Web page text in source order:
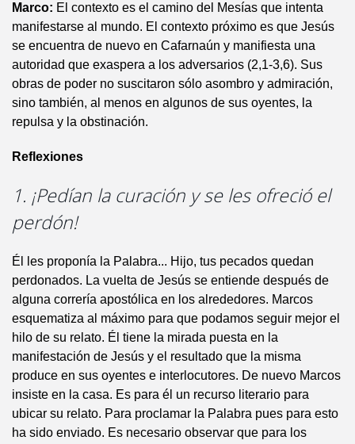
Marco: El contexto es el camino del Mesías que intenta
manifestarse al mundo. El contexto próximo es que Jesús
se encuentra de nuevo en Cafarnaún y manifiesta una
autoridad que exaspera a los adversarios (2,1-3,6). Sus
obras de poder no suscitaron sólo asombro y admiración,
sino también, al menos en algunos de sus oyentes, la
repulsa y la obstinación.
Reflexiones
1. ¡Pedían la curación y se les ofreció el
perdón!
Él les proponía la Palabra... Hijo, tus pecados quedan
perdonados. La vuelta de Jesús se entiende después de
alguna correría apostólica en los alrededores. Marcos
esquematiza al máximo para que podamos seguir mejor el
hilo de su relato. Él tiene la mirada puesta en la
manifestación de Jesús y el resultado que la misma
produce en sus oyentes e interlocutores. De nuevo Marcos
insiste en la casa. Es para él un recurso literario para
ubicar su relato. Para proclamar la Palabra pues para esto
ha sido enviado. Es necesario observar que para los